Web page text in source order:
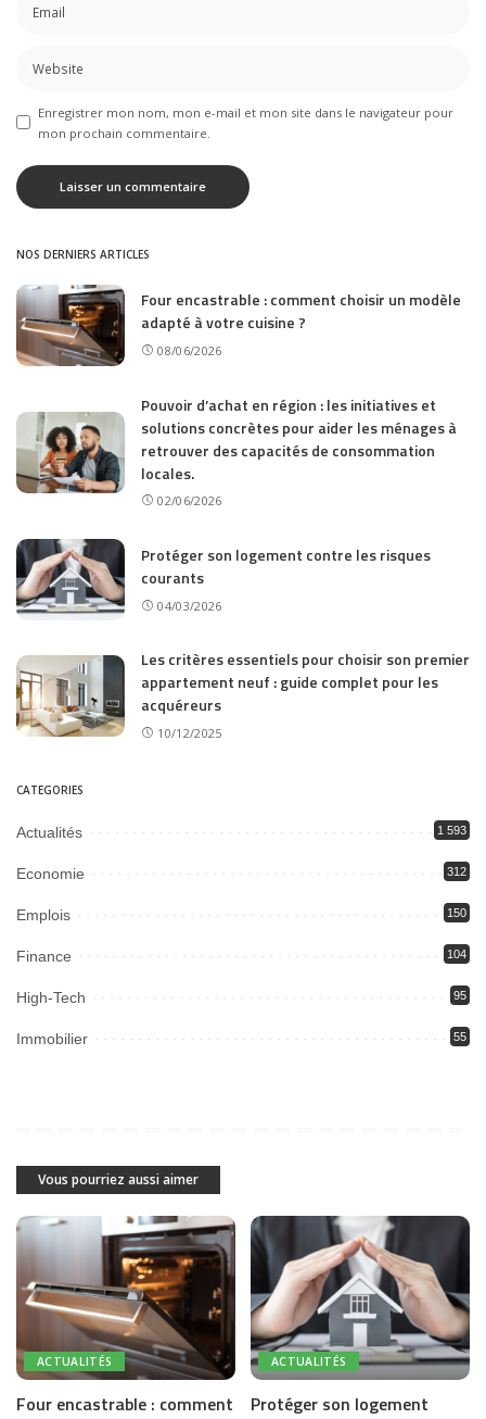
Enregistrer mon nom, mon e-mail et mon site dans le navigateur pour
mon prochain commentaire.
NOS DERNIERS ARTICLES
Four encastrable : comment choisir un modèle
adapté à votre cuisine ?
08/06/2026
Pouvoir d’achat en région : les initiatives et
solutions concrètes pour aider les ménages à
retrouver des capacités de consommation
locales.
02/06/2026
Protéger son logement contre les risques
courants
04/03/2026
Les critères essentiels pour choisir son premier
appartement neuf : guide complet pour les
acquéreurs
10/12/2025
CATEGORIES
Actualités 1 593
Economie 312
Emplois 150
Finance 104
High-Tech 95
Immobilier 55
Vous pourriez aussi aimer
ACTUALITÉS
Four encastrable : comment
ACTUALITÉS
Protéger son logement